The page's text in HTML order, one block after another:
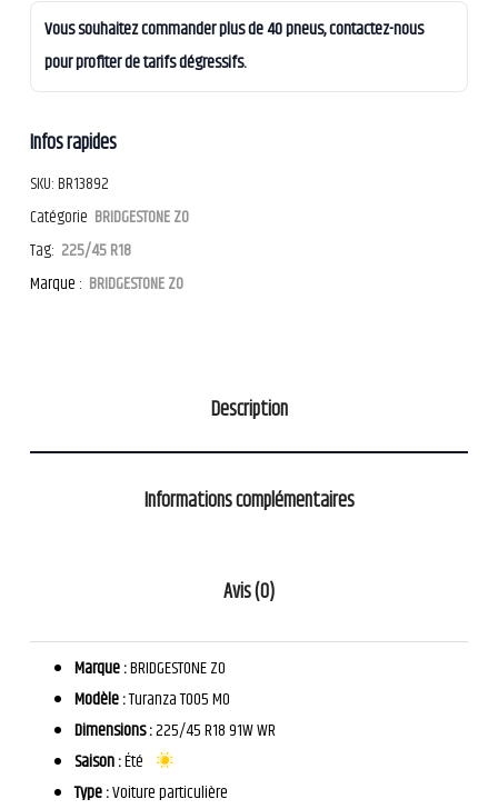
Vous souhaitez commander plus de 40 pneus, contactez-nous
pour profiter de tarifs dégressifs.
Infos rapides
SKU:BR13892
Catégorie BRIDGESTONE ZO
Tag: 225/45 R18
Marque : BRIDGESTONE ZO
Description
Informations complémentaires
Avis (0)
Marque :BRIDGESTONE ZO
Modèle :Turanza T005 MO
Dimensions :225/45 R18 91W WR
Saison :Été
Type :Voiture particulière